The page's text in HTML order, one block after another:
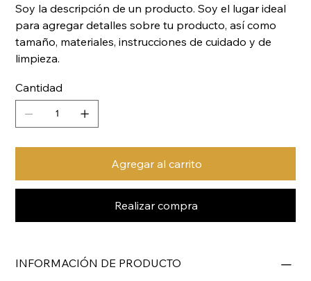
Soy la descripción de un producto. Soy el lugar ideal
para agregar detalles sobre tu producto, así como
tamaño, materiales, instrucciones de cuidado y de
limpieza.
Cantidad
Agregar al carrito
Realizar compra
INFORMACIÓN DE PRODUCTO